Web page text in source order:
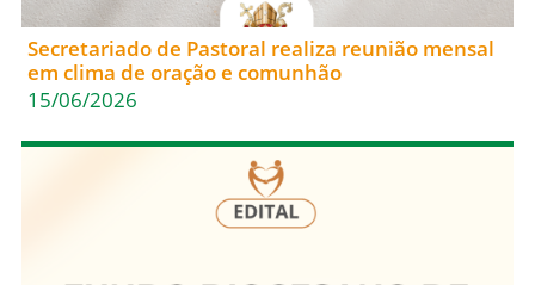
Secretariado de Pastoral realiza reunião mensal
em clima de oração e comunhão
15/06/2026